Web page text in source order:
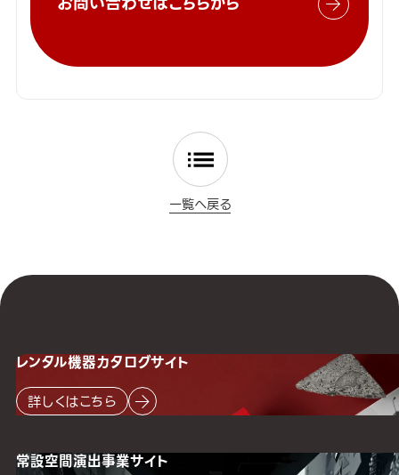
一覧へ戻る
レンタル機器カタログサイト
詳しくはこちら
常設空間演出事業サイト